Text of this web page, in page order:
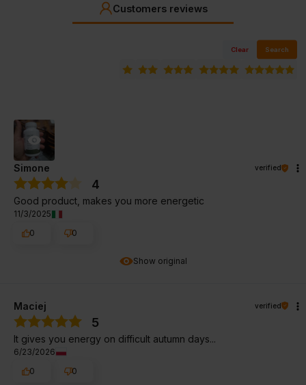
Customers reviews
Clear Search
Show original
Simone verified
4
Good product, makes you more energetic
11/3/2025
0
0
Maciej verified
5
It gives you energy on difficult autumn days...
6/23/2026
0
0